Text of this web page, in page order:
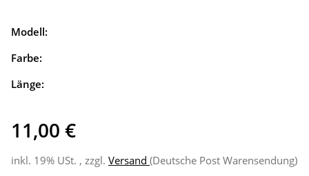
Modell:
Farbe:
Länge:
11,00 €
inkl. 19% USt. , zzgl. Versand (Deutsche Post Warensendung)